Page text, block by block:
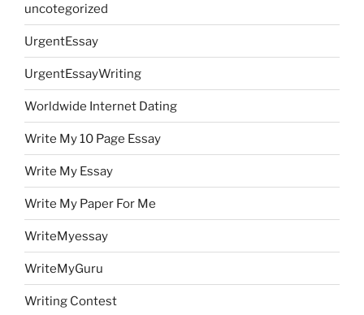
uncotegorized
UrgentEssay
UrgentEssayWriting
Worldwide Internet Dating
Write My 10 Page Essay
Write My Essay
Write My Paper For Me
WriteMyessay
WriteMyGuru
Writing Contest